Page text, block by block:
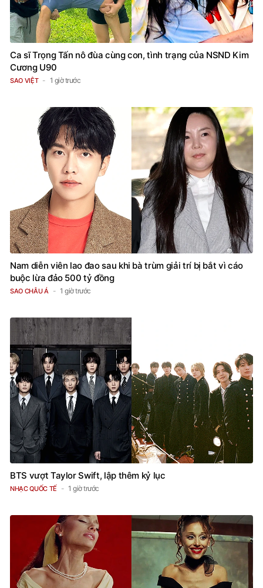
Ca sĩ Trọng Tấn nô đùa cùng con, tình trạng của NSND Kim
Cương U90
SAO VIỆT 1 giờ trước
Nam diễn viên lao đao sau khi bà trùm giải trí bị bắt vì cáo
buộc lừa đảo 500 tỷ đồng
SAO CHÂU Á 1 giờ trước
BTS vượt Taylor Swift, lập thêm kỷ lục
NHẠC QUỐC TẾ 1 giờ trước